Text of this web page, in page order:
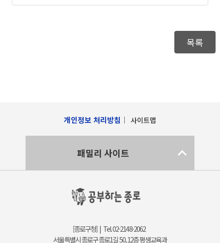
목록
개인정보 처리방침 사이트맵
패밀리 사이트
[종로구청] | Tel. 02-2148-2062
서울특별시 종로구 종로1길 50, 12층 평생교육과